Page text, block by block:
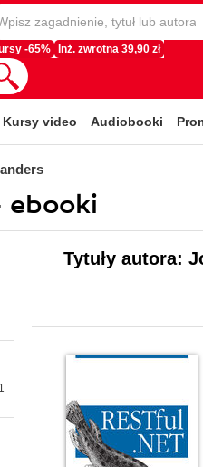
-65% Inż. zwrotna 39,90 zł
Kursy video Audiobooki
ebooki
1
Tytuły autora: